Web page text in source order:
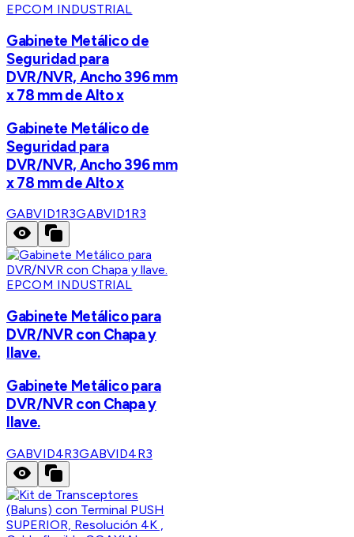
EPCOM INDUSTRIAL
Gabinete Metálico de
Seguridad para
DVR/NVR, Ancho 396 mm
x 78 mm de Alto x
Gabinete Metálico de
Seguridad para
DVR/NVR, Ancho 396 mm
x 78 mm de Alto x
GABVID1R3GABVID1R3
EPCOM INDUSTRIAL
Gabinete Metálico para
DVR/NVR con Chapa y
llave.
Gabinete Metálico para
DVR/NVR con Chapa y
llave.
GABVID4R3GABVID4R3